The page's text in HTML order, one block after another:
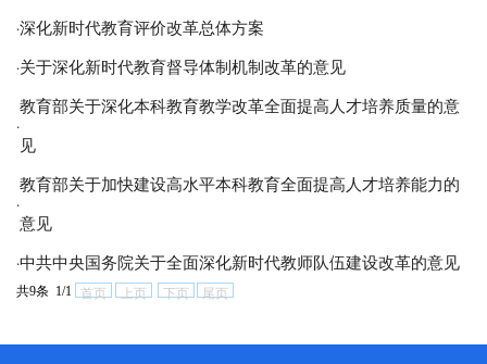
·深化新时代教育评价改革总体方案
·关于深化新时代教育督导体制机制改革的意见
·
教育部关于深化本科教育教学改革全面提高人才培养质量的意
见
·
教育部关于加快建设高水平本科教育全面提高人才培养能力的
意见
·中共中央国务院关于全面深化新时代教师队伍建设改革的意见
共9条 1/1 首页 上页 下页 尾页